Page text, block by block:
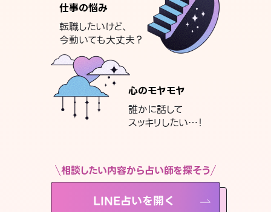
仕事の悩み
転職したいけど、
今動いても大丈夫？
心のモヤモヤ
誰かに話して
スッキリしたい…！
相談したい内容から占い師を探そう
LINE占いを開く